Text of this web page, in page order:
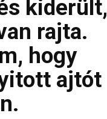
kiderült,
rajta.
hogy
ajtót